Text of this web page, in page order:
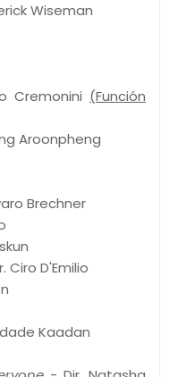
Wiseman
Cremonini (Función
Aroonpheng
Brechner
Ciro D'Emilio
Kaadan